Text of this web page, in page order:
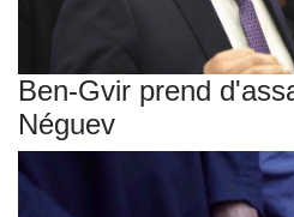
Ben-Gvir prend
Néguev